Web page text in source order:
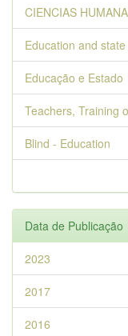
CIENCIAS
Education and state
Educação e Estado
Teachers, Training
Blind - Education
Data de Publicação
2023
2017
2016